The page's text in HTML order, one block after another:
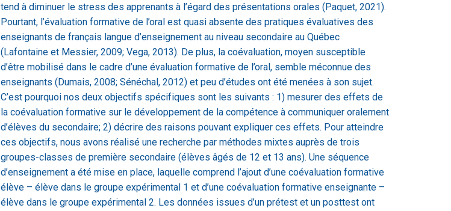
tend à diminuer le stress des apprenants à l’égard des présentations orales (Paquet, 2021).
Pourtant, l’évaluation formative de l’oral est quasi absente des pratiques évaluatives des
enseignants de français langue d’enseignement au niveau secondaire au Québec
(Lafontaine et Messier, 2009; Vega, 2013). De plus, la coévaluation, moyen susceptible
d’être mobilisé dans le cadre d’une évaluation formative de l’oral, semble méconnue des
enseignants (Dumais, 2008; Sénéchal, 2012) et peu d’études ont été menées à son sujet.
C’est pourquoi nos deux objectifs spécifiques sont les suivants : 1) mesurer des effets de
la coévaluation formative sur le développement de la compétence à communiquer oralement
d’élèves du secondaire; 2) décrire des raisons pouvant expliquer ces effets. Pour atteindre
ces objectifs, nous avons réalisé une recherche par méthodes mixtes auprès de trois
groupes-classes de première secondaire (élèves âgés de 12 et 13 ans). Une séquence
d’enseignement a été mise en place, laquelle comprend l’ajout d’une coévaluation formative
élève – élève dans le groupe expérimental 1 et d’une coévaluation formative enseignante –
élève dans le groupe expérimental 2. Les données issues d’un prétest et un posttest ont